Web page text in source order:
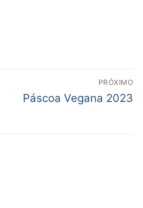
PRÓXIMO
Páscoa Vegana 2023